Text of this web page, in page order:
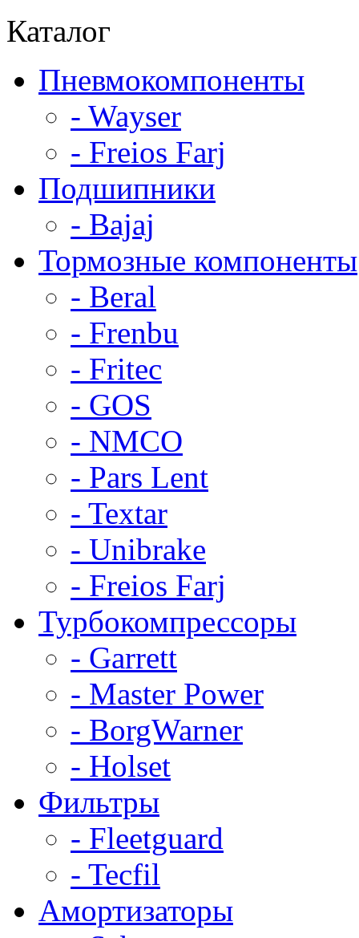
Каталог
Пневмокомпоненты
- Wayser
- Freios Farj
Подшипники
- Bajaj
Тормозные компоненты
- Beral
- Frenbu
- Fritec
- GOS
- NMCO
- Pars Lent
- Textar
- Unibrake
- Freios Farj
Турбокомпрессоры
- Garrett
- Master Power
- BorgWarner
- Holset
Фильтры
- Fleetguard
- Tecfil
Амортизаторы